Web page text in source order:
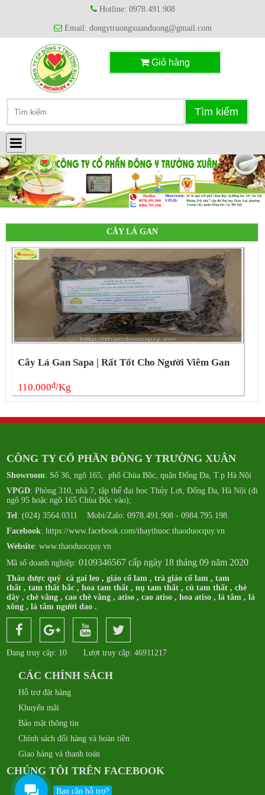
Hotline: 0978.491.908
Email: dongytruongxuanduong@gmail.com
Giỏ hàng
CÂY LÁ GAN
Cây Lá Gan Sapa | Rất Tốt Cho Người Viêm Gan
110.000đ/Kg
CÔNG TY CỔ PHẦN ĐÔNG Y TRƯỜNG XUÂN
Showroom: Số 36, ngõ 165, phố Chùa Bộc, quận Đống Đa, T.p Hà Nội
VPGD: Phòng 310, nhà 7, tập thể đại học Thủy Lợi, Đống Đa, Hà Nội (đi
ngõ 95 hoặc ngõ 165 Chùa Bộc vào);
Tel: (024) 3564.0311 Mobi/Zalo: 0978.491.908 - 0984.795.198.
Facebook:https://www.facebook.com/thaythuoc.thaoduocquy.vn
Website: www.thaoduocquy.vn
Mã số doanh nghiệp:0109346567 cấp ngày 18 tháng 09 năm 2020
Thảo dược quý:cà gai leo ,giảo cổ lam ,trà giảo cổ lam ,tam
thất ,tam thất bắc ,hoa tam thất ,nụ tam thất ,củ tam thất ,chè
dây ,chè vằng ,cao chè vằng ,atiso ,cao atiso ,hoa atiso ,lá tắm ,lá
xông ,lá tắm người dao .
Đang truy cập: 10 Lượt truy cập: 46911217
CÁC CHÍNH SÁCH
Hỗ trợ đặt hàng
Khuyến mãi
Bảo mật thông tin
Chính sách đổi hàng và hoàn tiền
Giao hàng và thanh toán
CHÚNG TÔI TRÊN FACEBOOK
Bạn cần hỗ trợ?